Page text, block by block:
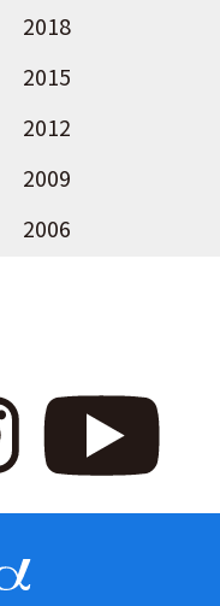
2018
2015
2012
2009
2006